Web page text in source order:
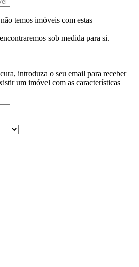
temos imóveis com estas
sob medida para si.
introduza o seu email para receber
um imóvel com as características